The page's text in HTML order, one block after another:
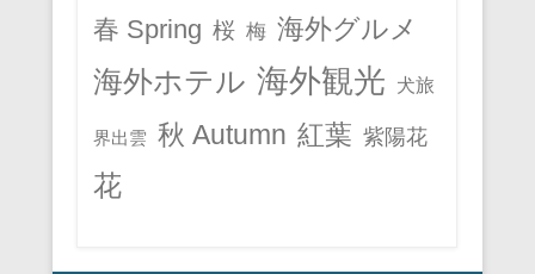
春 Spring 桜 梅 海外グルメ
海外ホテル 海外観光 犬旅
界出雲 秋 Autumn 紅葉 紫陽花
花